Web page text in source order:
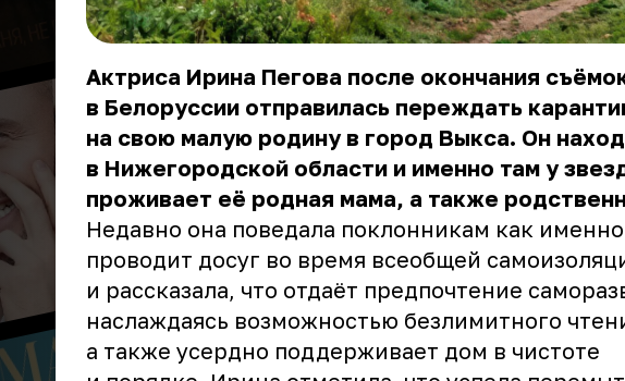
Актриса Ирина Пегова после окончания
в Белоруссии отправилась переждать
на свою малую родину в город Выкса. Он
в Нижегородской области и именно там у
проживает её родная мама, а также
Недавно она поведала поклонникам как именно
проводит досуг во время всеобщей
и рассказала, что отдаёт предпочтение
наслаждаясь возможностью безлимитного
а также усердно поддерживает дом в чистоте